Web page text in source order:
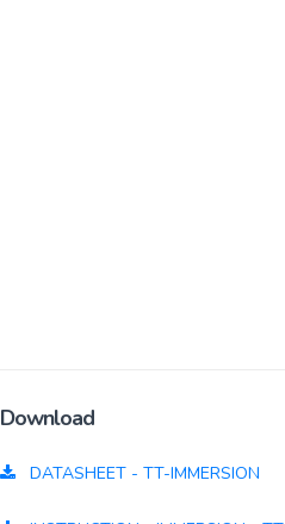
Download
DATASHEET - TT-IMMERSION